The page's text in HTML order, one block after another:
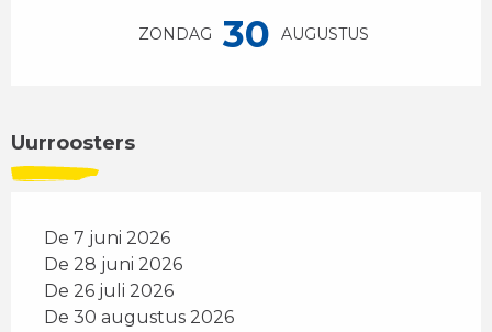
ZONDAG 30 AUGUSTUS
Uurroosters
De 7 juni 2026
De 28 juni 2026
De 26 juli 2026
De 30 augustus 2026